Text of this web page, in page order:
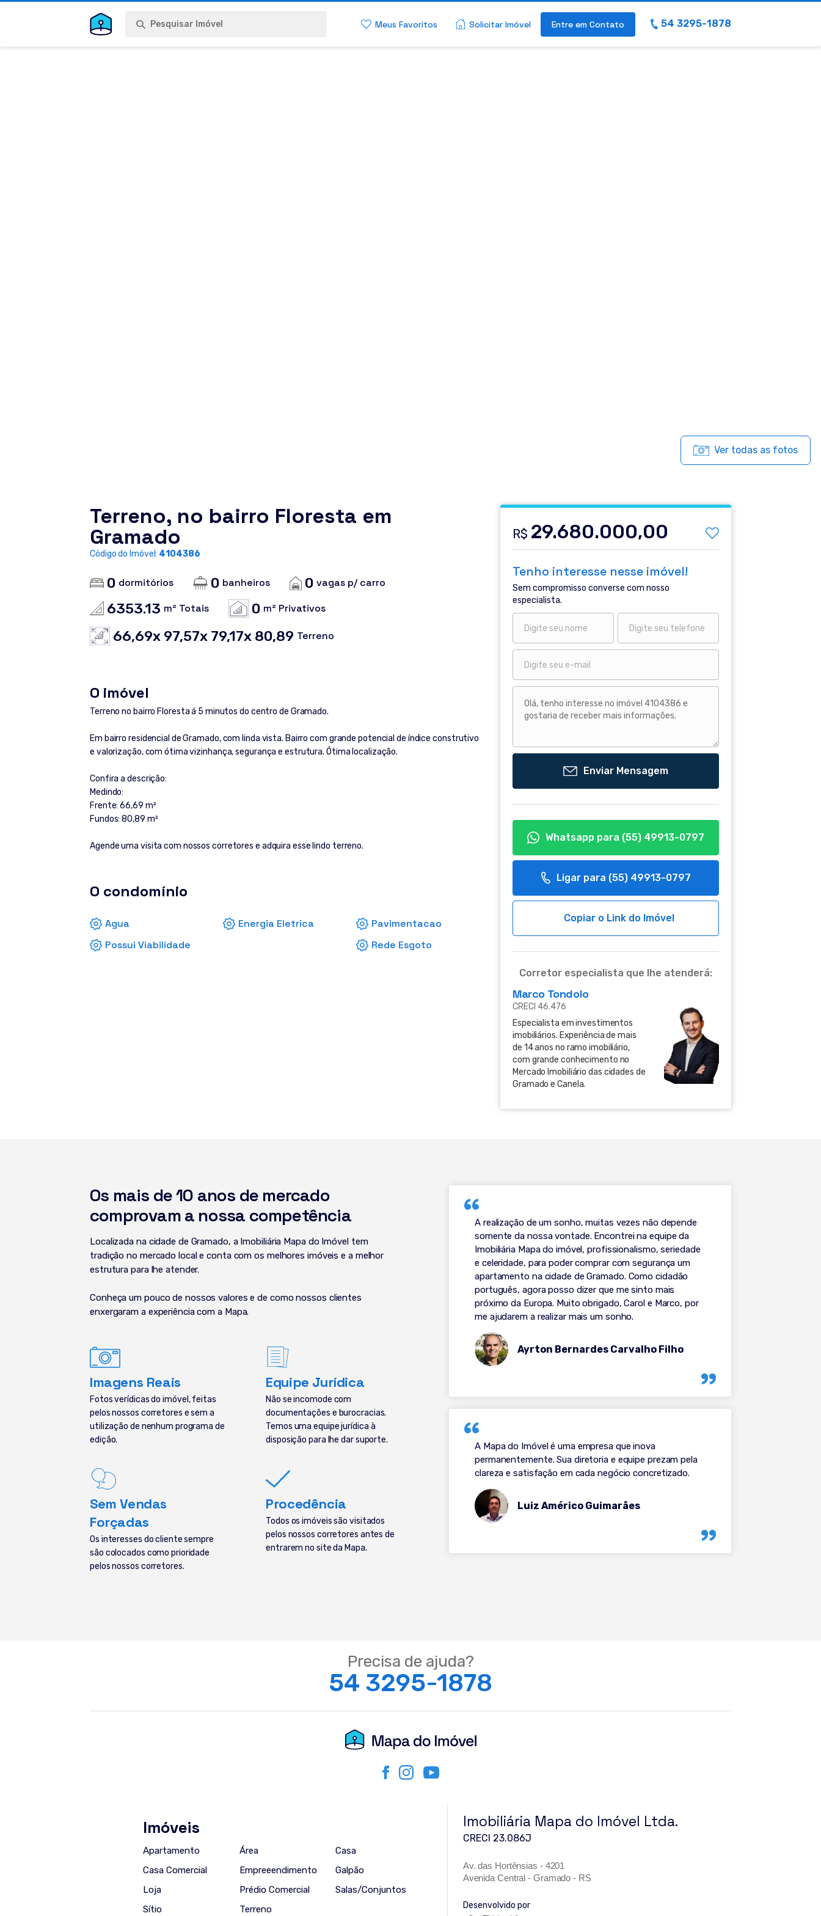
Pesquisar Imóvel Meus Favoritos Solicitar Imóvel Entre em Contato 54 3295-1878
Ver todas as fotos
Terreno, no bairro Floresta em
Gramado
Código do Imóvel: 4104386
0 dormitórios 0 banheiros 0 vagas p/ carro
6353.13 m² Totais 0 m² Privativos
66,69x 97,57x 79,17x 80,89 Terreno
O imóvel
Terreno no bairro Floresta á 5 minutos do centro de Gramado.
Em bairro residencial de Gramado, com linda vista. Bairro com grande potencial de índice construtivo
e valorização, com ótima vizinhança, segurança e estrutura. Ótima localização.
Confira a descrição:
Medindo:
Frente: 66,69 m²
Fundos: 80,89 m²
Agende uma visita com nossos corretores e adquira esse lindo terreno.
O condomínio
Agua Energia Eletrica
Pavimentacao
Possui Viabilidade
Rede Esgoto
R$ 29.680.000,00
Tenho interesse nesse imóvel!
Sem compromisso converse com nosso
especialista.
Enviar Mensagem
Whatsapp para (55) 49913-0797
Ligar para (55) 49913-0797
Copiar o Link do Imóvel
Corretor especialista que lhe atenderá:
Marco Tondolo
CRECI 46.476
Especialista em investimentos
imobiliários. Experiência de mais
de 14 anos no ramo imobiliário,
com grande conhecimento no
Mercado Imobiliário das cidades de
Gramado e Canela.
Os mais de 10 anos de mercado
comprovam a nossa competência
Localizada na cidade de Gramado, a Imobiliária Mapa do Imóvel tem
tradição no mercado local e conta com os melhores imóveis e a melhor
estrutura para lhe atender.
Conheça um pouco de nossos valores e de como nossos clientes
enxergaram a experiência com a Mapa.
Imagens Reais
Fotos verídicas do imóvel, feitas
pelos nossos corretores e sem a
utilização de nenhum programa de
edição.
Equipe Jurídica
Não se incomode com
documentações e burocracias.
Temos uma equipe jurídica à
disposição para lhe dar suporte.
Sem Vendas
Forçadas
Os interesses do cliente sempre
são colocados como prioridade
pelos nossos corretores.
Procedência
Todos os imóveis são visitados
pelos nossos corretores antes de
entrarem no site da Mapa.
A realização de um sonho, muitas vezes não depende
somente da nossa vontade. Encontrei na equipe da
Imobiliária Mapa do imóvel, profissionalismo, seriedade
e celeridade, para poder comprar com segurança um
apartamento na cidade de Gramado. Como cidadão
português, agora posso dizer que me sinto mais
próximo da Europa. Muito obrigado, Carol e Marco, por
me ajudarem a realizar mais um sonho.
Ayrton Bernardes Carvalho Filho
A Mapa do Imóvel é uma empresa que inova
permanentemente. Sua diretoria e equipe prezam pela
clareza e satisfação em cada negócio concretizado.
Luiz Américo Guimarães
Precisa de ajuda?
54 3295-1878
Imóveis
Apartamento Área
Casa
Casa Comercial
Empreeendimento
Galpão
Loja
Prédio Comercial
Salas/Conjuntos
Sítio
Terreno
Imobiliária Mapa do Imóvel Ltda.
CRECI 23.086J
Av. das Hortênsias - 4201
Avenida Central - Gramado - RS
Desenvolvido por